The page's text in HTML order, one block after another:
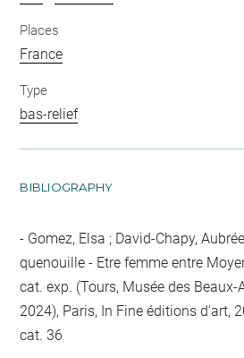
Places
France
Type
bas-relief
BIBLIOGRAPHY
Gomez, Elsa ; David-Chapy,
quenouille - Etre femme entre
cat. exp. (Tours, Musée des
2024), Paris, In Fine éditions d'art,
cat. 36